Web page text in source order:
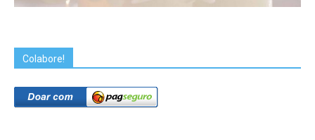
Colabore!